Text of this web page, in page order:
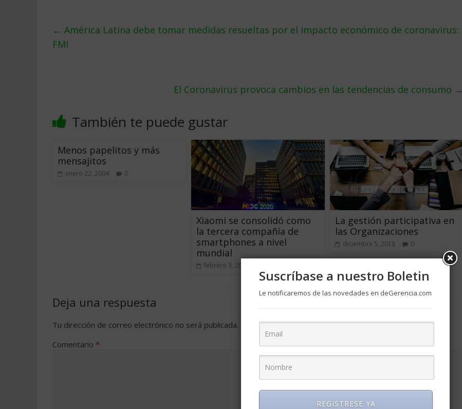
← América Latina debe tomar medidas resueltas por el impacto económico de coronavirus:
FMI
El Coronavirus provoca cambios en las tendencias de consumo →
También te puede gustar
Menos papelitos y más
mensajitos
enero 22, 2004 0
Xiaomi se consolidó como
la tercera compañía de
smartphones a nivel
mundial
febrero 3, 2021
La gestión participativa en
las Organizaciones
diciembre 5, 2018 0
Deja una respuesta
Tu dirección de correo electrónico no será publicada. Los campos obligatorios están marcados con*
Comentario *
Suscríbase a nuestro Boletin
Le notificaremos de las novedades en deGerencia.com
REGISTRESE YA